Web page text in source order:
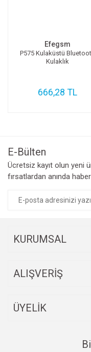
Efegsm
P575 Kulaküstü
Kulaklık
666,28 TL
E-Bülten
Ücretsiz kayıt olun yeni
fırsatlardan anında
KURUMSAL
ALIŞVERİŞ
ÜYELİK